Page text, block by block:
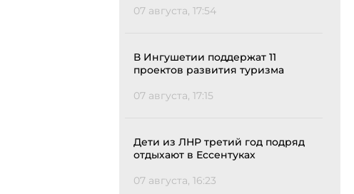
07 августа, 17:54
В Ингушетии поддержат 11
проектов развития туризма
07 августа, 17:15
Дети из ЛНР третий год подряд
отдыхают в Ессентуках
07 августа, 16:23